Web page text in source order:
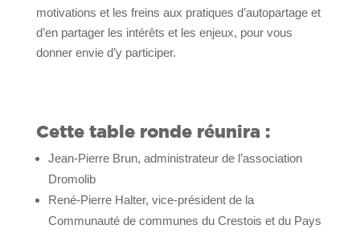
motivations et les freins aux pratiques d’autopartage et
d’en partager les intérêts et les enjeux, pour vous
donner envie d’y participer.
Cette table ronde réunira :
Jean-Pierre Brun, administrateur de l’association
Dromolib
René-Pierre Halter, vice-président de la
Communauté de communes du Crestois et du Pays